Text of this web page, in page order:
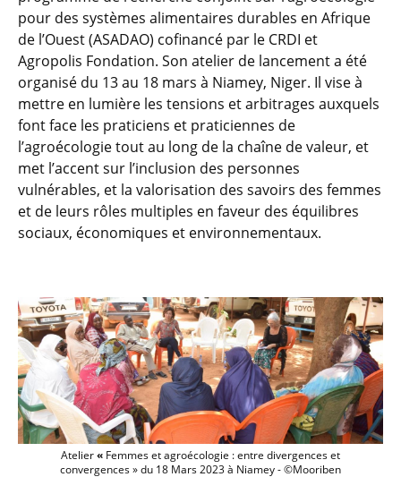
pour des systèmes alimentaires durables en Afrique
de l’Ouest (ASADAO) cofinancé par le CRDI et
Agropolis Fondation. Son atelier de lancement a été
organisé du 13 au 18 mars à Niamey, Niger. Il vise à
mettre en lumière les tensions et arbitrages auxquels
font face les praticiens et praticiennes de
l’agroécologie tout au long de la chaîne de valeur, et
met l’accent sur l’inclusion des personnes
vulnérables, et la valorisation des savoirs des femmes
et de leurs rôles multiples en faveur des équilibres
sociaux, économiques et environnementaux.
Atelier« Femmes et agroécologie : entre divergences et
convergences » du 18 Mars 2023 à Niamey - ©Mooriben